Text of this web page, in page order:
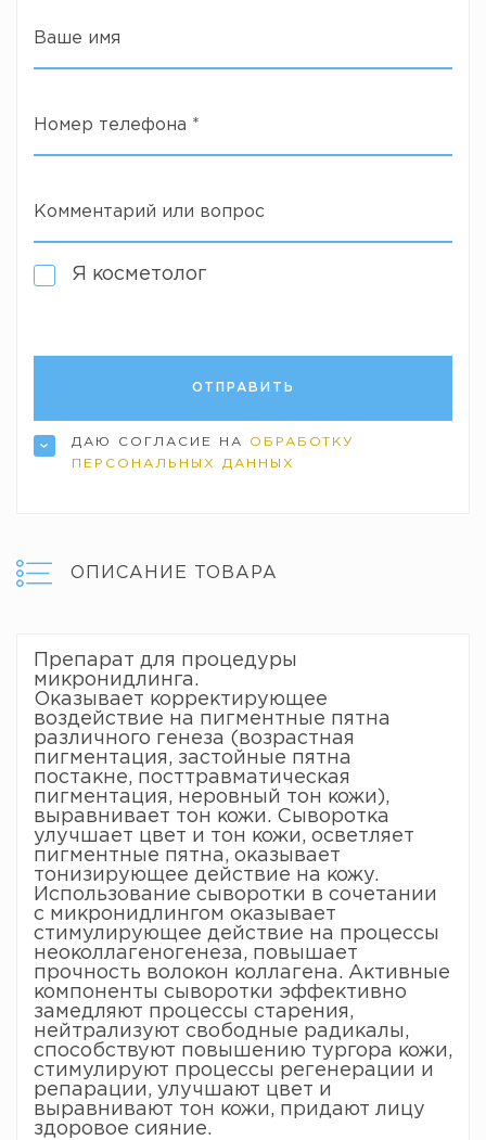
Ваше имя
Номер телефона *
Комментарий или вопрос
Я косметолог
ДАЮ СОГЛАСИЕ НА ОБРАБОТКУ
ПЕРСОНАЛЬНЫХ ДАННЫХ
ОПИСАНИЕ ТОВАРА
Препарат для процедуры
микронидлинга.
Оказывает корректирующее
воздействие на пигментные пятна
различного генеза (возрастная
пигментация, застойные пятна
постакне, посттравматическая
пигментация, неровный тон кожи),
выравнивает тон кожи. Сыворотка
улучшает цвет и тон кожи, осветляет
пигментные пятна, оказывает
тонизирующее действие на кожу.
Использование сыворотки в сочетании
с микронидлингом оказывает
стимулирующее действие на процессы
неоколлагеногенеза, повышает
прочность волокон коллагена. Активные
компоненты сыворотки эффективно
замедляют процессы старения,
нейтрализуют свободные радикалы,
способствуют повышению тургора кожи,
стимулируют процессы регенерации и
репарации, улучшают цвет и
выравнивают тон кожи, придают лицу
здоровое сияние.